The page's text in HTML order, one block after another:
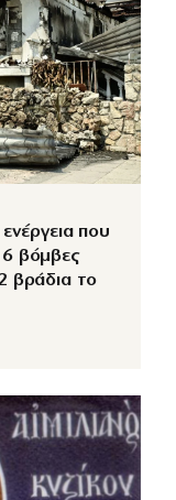
που
6 βόμβες
βράδια το